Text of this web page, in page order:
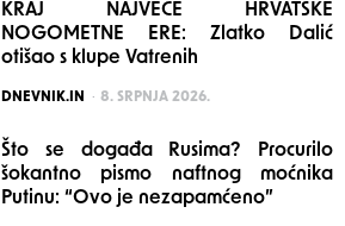
KRAJ NAJVEĆE HRVATSKE
NOGOMETNE ERE: Zlatko Dalić
otišao s klupe Vatrenih
POSTED
DNEVNIK.IN 8. SRPNJA 2026.
Što se događa Rusima? Procurilo
šokantno pismo naftnog moćnika
Putinu: “Ovo je nezapamćeno”